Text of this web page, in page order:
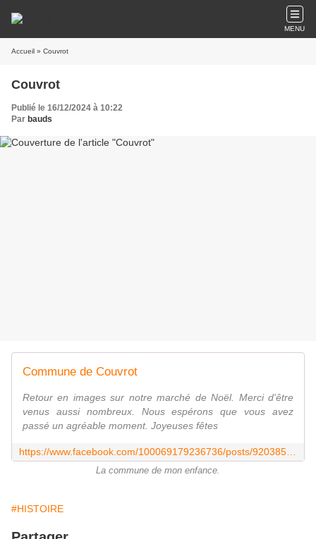
MENU
Accueil » Couvrot
Couvrot
Publié le 16/12/2024 à 10:22
Par bauds
Commune de Couvrot
Retour en images sur notre marché de Noël. Merci d'être
venus aussi nombreux. Nous espérons que vous avez
passé un agréable moment. Joyeuses fêtes
La commune de mon enfance.
#HISTOIRE